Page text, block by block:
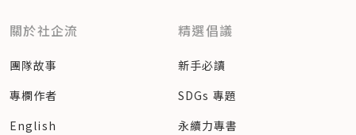
關於社企流
團隊故事
專欄作者
English
精選倡議
新手必讀
SDGs 專題
永續力專書